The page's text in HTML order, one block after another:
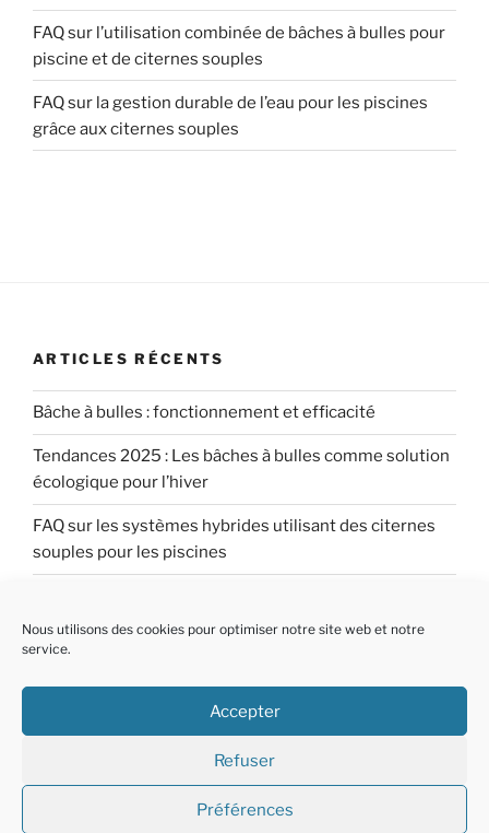
Nous utilisons des cookies pour optimiser notre site web et notre
service.
Accepter
Refuser
Préférences
FAQ sur l’utilisation combinée de bâches à bulles pour
piscine et de citernes souples
FAQ sur la gestion durable de l’eau pour les piscines
grâce aux citernes souples
ARTICLES RÉCENTS
Bâche à bulles : fonctionnement et efficacité
Tendances 2025 : Les bâches à bulles comme solution
écologique pour l’hiver
FAQ sur les systèmes hybrides utilisant des citernes
souples pour les piscines
piscine et de citernes souples
grâce aux citernes souples
Fièrement propulsé par WordPress